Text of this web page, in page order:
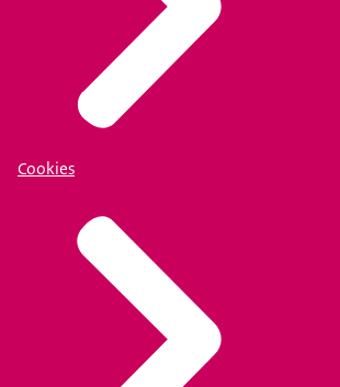
Cookies